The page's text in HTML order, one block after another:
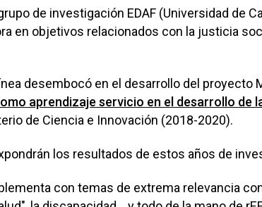
de investigación EDAF (Universidad de
en objetivos relacionados con la justicia
desembocó en el desarrollo del proyecto
aprendizaje servicio en el desarrollo de
de Ciencia e Innovación (2018-2020).
los resultados de estos años de
con temas de extrema relevancia